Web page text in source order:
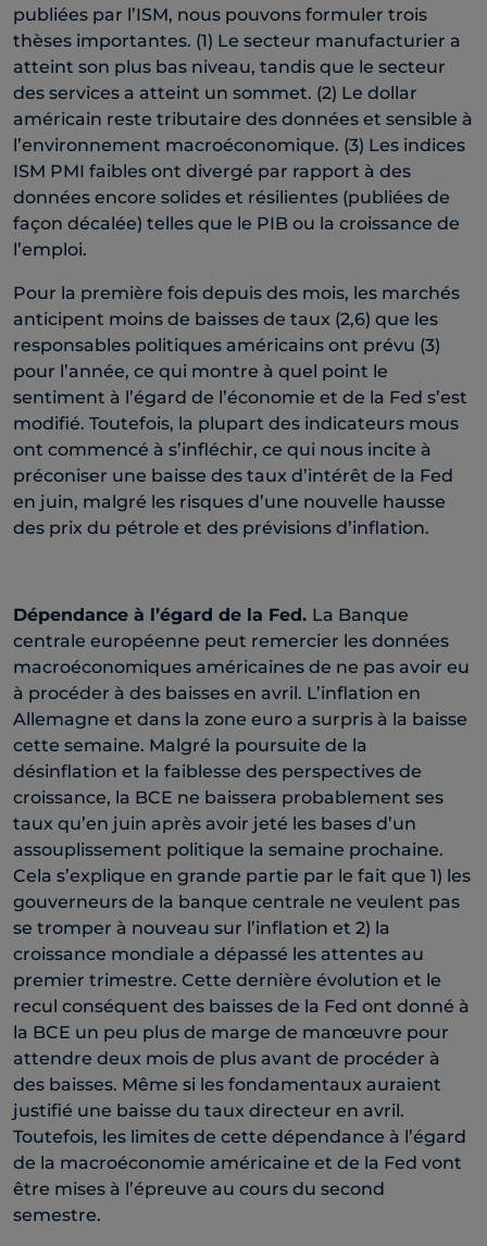
publiées par l’ISM, nous pouvons formuler trois
thèses importantes. (1) Le secteur manufacturier a
atteint son plus bas niveau, tandis que le secteur
des services a atteint un sommet. (2) Le dollar
américain reste tributaire des données et sensible à
l’environnement macroéconomique. (3) Les indices
ISM PMI faibles ont divergé par rapport à des
données encore solides et résilientes (publiées de
façon décalée) telles que le PIB ou la croissance de
l’emploi.
Pour la première fois depuis des mois, les marchés
anticipent moins de baisses de taux (2,6) que les
responsables politiques américains ont prévu (3)
pour l’année, ce qui montre à quel point le
sentiment à l’égard de l’économie et de la Fed s’est
modifié. Toutefois, la plupart des indicateurs mous
ont commencé à s’infléchir, ce qui nous incite à
préconiser une baisse des taux d’intérêt de la Fed
en juin, malgré les risques d’une nouvelle hausse
des prix du pétrole et des prévisions d’inflation.
Dépendance à l’égard de la Fed. La Banque
centrale européenne peut remercier les données
macroéconomiques américaines de ne pas avoir eu
à procéder à des baisses en avril. L’inflation en
Allemagne et dans la zone euro a surpris à la baisse
cette semaine. Malgré la poursuite de la
désinflation et la faiblesse des perspectives de
croissance, la BCE ne baissera probablement ses
taux qu’en juin après avoir jeté les bases d’un
assouplissement politique la semaine prochaine.
Cela s’explique en grande partie par le fait que 1) les
gouverneurs de la banque centrale ne veulent pas
se tromper à nouveau sur l’inflation et 2) la
croissance mondiale a dépassé les attentes au
premier trimestre. Cette dernière évolution et le
recul conséquent des baisses de la Fed ont donné à
la BCE un peu plus de marge de manœuvre pour
attendre deux mois de plus avant de procéder à
des baisses. Même si les fondamentaux auraient
justifié une baisse du taux directeur en avril.
Toutefois, les limites de cette dépendance à l’égard
de la macroéconomie américaine et de la Fed vont
être mises à l’épreuve au cours du second
semestre.